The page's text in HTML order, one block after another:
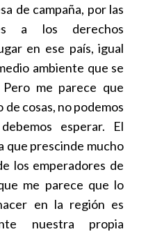
de campaña, por las
a los derechos
en ese país, igual
ambiente que se
me parece que
de cosas, no podemos
esperar. El
que prescinde mucho
los emperadores de
me parece que lo
en la región es
nuestra propia